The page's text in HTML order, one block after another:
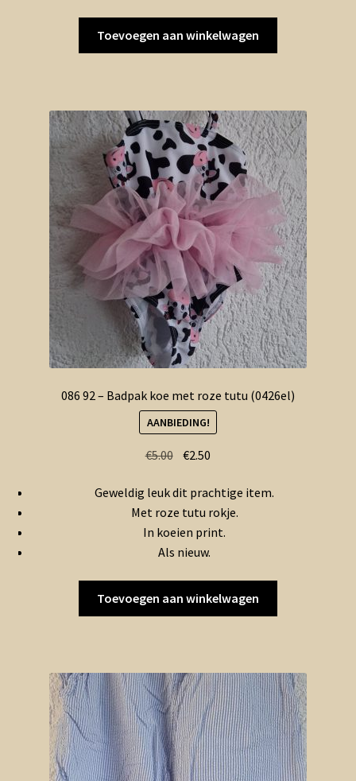
Toevoegen aan winkelwagen
086 92 – Badpak koe met roze tutu (0426el)
AANBIEDING!
€5.00 Oorspronkelijke
was:
€5.00.
€2.50
is:
€2.50.
Geweldig leuk dit prachtige item.
Met roze tutu rokje.
In koeien print.
Als nieuw.
Toevoegen aan winkelwagen